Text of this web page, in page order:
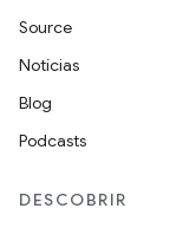
Source
Notícias
Blog
Podcasts
DESCOBRIR